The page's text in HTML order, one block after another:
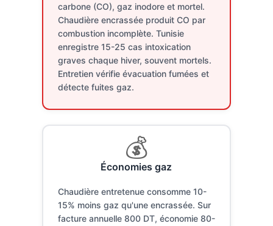
carbone (CO), gaz inodore et mortel.
Chaudière encrassée produit CO par
combustion incomplète. Tunisie
enregistre 15-25 cas intoxication
graves chaque hiver, souvent mortels.
Entretien vérifie évacuation fumées et
détecte fuites gaz.
💰
Économies gaz
Chaudière entretenue consomme 10-
15% moins gaz qu'une encrassée. Sur
facture annuelle 800 DT, économie 80-